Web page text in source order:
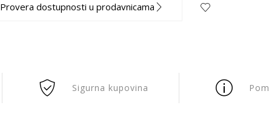
Provera dostupnosti u prodavnicama
Sigurna kupovina